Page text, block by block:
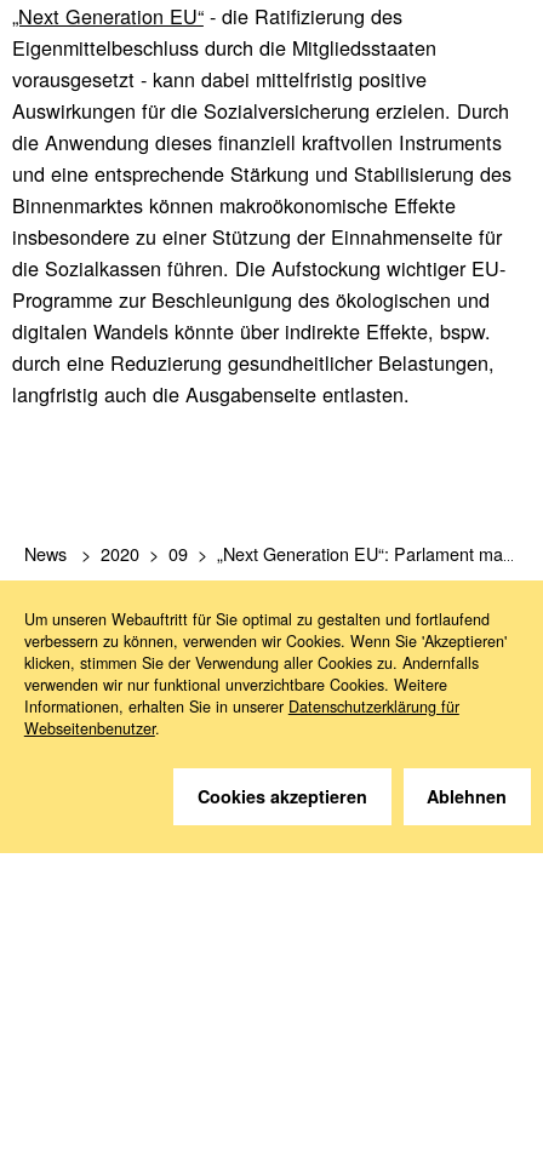
„Next Generation EU“- die Ratifizierung des
Eigenmittelbeschluss durch die Mitgliedsstaaten
vorausgesetzt - kann dabei mittelfristig positive
Auswirkungen für die Sozialversicherung erzielen. Durch
die Anwendung dieses finanziell kraftvollen Instruments
und eine entsprechende Stärkung und Stabilisierung des
Binnenmarktes können makroökonomische Effekte
insbesondere zu einer Stützung der Einnahmenseite für
die Sozialkassen führen. Die Aufstockung wichtiger EU-
Programme zur Beschleunigung des ökologischen und
digitalen Wandels könnte über indirekte Effekte, bspw.
durch eine Reduzierung gesundheitlicher Belastungen,
langfristig auch die Ausgabenseite entlasten.
News 2020 09 „Next Generation EU“: Parlament macht Weg frei für Corona-Aufbauplan
Sie haben Fragen?
Wir helfen gerne weiter.
Um unseren Webauftritt für Sie optimal zu gestalten und fortlaufend
verbessern zu können, verwenden wir Cookies. Wenn Sie 'Akzeptieren'
klicken, stimmen Sie der Verwendung aller Cookies zu. Andernfalls
verwenden wir nur funktional unverzichtbare Cookies. Weitere
Informationen, erhalten Sie in unserer Datenschutzerklärung für
Webseitenbenutzer.
Cookies akzeptieren Ablehnen